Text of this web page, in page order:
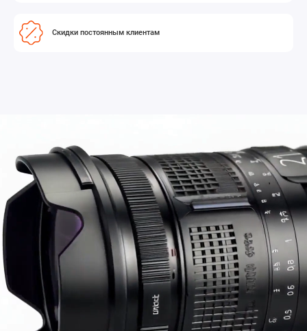
Скидки постоянным клиентам